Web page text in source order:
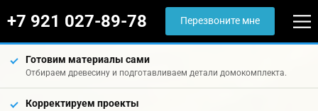
+7 921 027-89-78 Перезвоните мне
Готовим материалы сами
Отбираем древесину и подготавливаем детали домокомплекта.
Корректируем проекты